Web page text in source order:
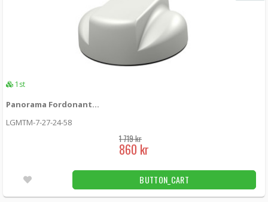
1st
Panorama Fordonantenn MIMO LTE + MiMo WiFi + GPS
LGMTM-7-27-24-58
1 719 kr
860 kr
BUTTON_CART